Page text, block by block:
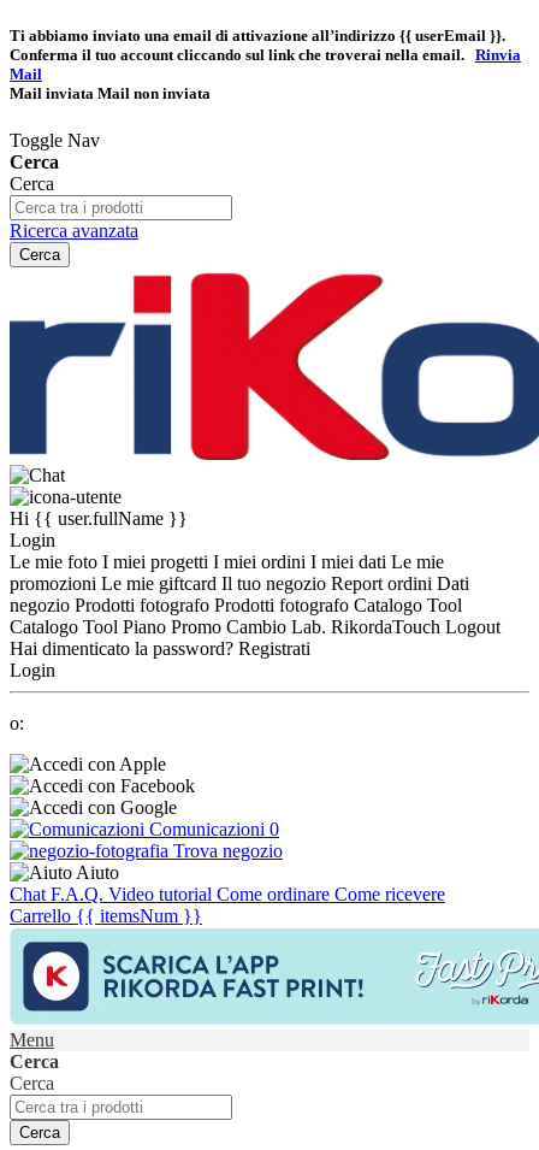
Ti abbiamo inviato una email di attivazione all’indirizzo {{ userEmail }}.
Conferma il tuo account cliccando sul link che troverai nella email. Rinvia
Mail
Mail inviata Mail non inviata
Toggle Nav
Cerca
Cerca
Ricerca avanzata
Cerca
Hi {{ user.fullName }}
Login
Le mie foto I miei progetti I miei ordini I miei dati Le mie
promozioni Le mie giftcard Il tuo negozio Report ordini Dati
negozio Prodotti fotografo Prodotti fotografo Catalogo Tool
Catalogo Tool Piano Promo Cambio Lab. RikordaTouch Logout
Hai dimenticato la password? Registrati
Login
o:
Comunicazioni 0
Trova negozio
Aiuto
Chat F.A.Q. Video tutorial Come ordinare Come ricevere
Carrello {{ itemsNum }}
Menu
Cerca
Cerca
Cerca